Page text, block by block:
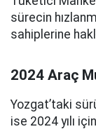
sürecin
sahiplerine
2024 Araç
Yozgat’taki
ise 2024 yılı